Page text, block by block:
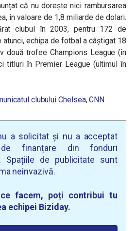
că nu dorește nici rambursarea
în valoare de 1,8 miliarde de dolari.
clubul în 2003, pentru 172 de
echipa de fotbal a câștigat 18
două trofee Champions League (în
titluri în Premier League (ultimul în
clubului Chelsea,CNN
a solicitat și nu a acceptat
finanțare din fonduri
Spațiile de publicitate sunt
neinvazivă.
facem, poți contribui tu
echipei Biziday.